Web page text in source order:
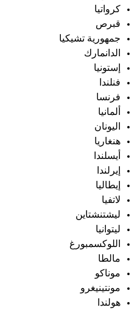
كرواتيا
قبرص
جمهورية تشيكيا
الدانمارك
إستونيا
فنلندا
فرنسا
ألمانيا
اليونان
هنغاريا
أيسلندا
إيرلندا
إيطاليا
لاتفيا
ليشتنشتاين
ليتوانيا
اللوكسمبورغ
مالطا
موناكو
مونتينيغرو
هولندا